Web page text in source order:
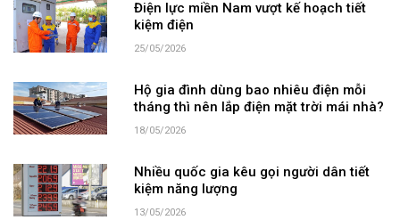
Điện lực miền Nam vượt kế hoạch tiết
kiệm điện
25/05/2026
Hộ gia đình dùng bao nhiêu điện mỗi
tháng thì nên lắp điện mặt trời mái nhà?
18/05/2026
Nhiều quốc gia kêu gọi người dân tiết
kiệm năng lượng
13/05/2026